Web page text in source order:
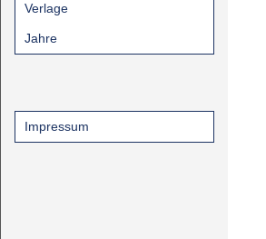
Verlage
Jahre
Impressum